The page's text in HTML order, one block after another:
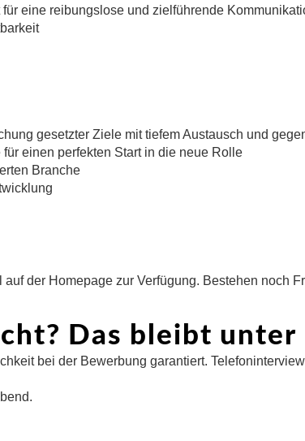
eine reibungslose und zielführende
gesetzter Ziele mit tiefem Austausch und
einen perfekten Start in die neue Rolle
Branche
der Homepage zur Verfügung. Bestehen noch
Das bleibt unter
bei der Bewerbung garantiert.